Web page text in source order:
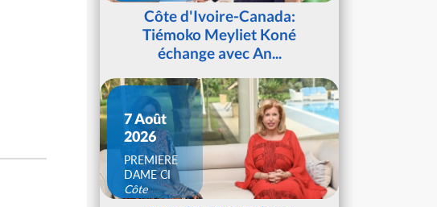
d'IvoireCôte d'Ivoire-Canada:
Tiémoko Meyliet Koné
échange avec An...
7 Août
2026
PREMIERE
DAME CI
Côte
d'Ivoire